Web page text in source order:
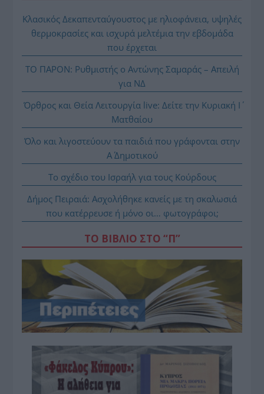
Κλασικός Δεκαπενταύγουστος με ηλιοφάνεια, υψηλές
θερμοκρασίες και ισχυρά μελτέμια την εβδομάδα
που έρχεται
ΤΟ ΠΑΡΟΝ: Ρυθμιστής ο Αντώνης Σαμαράς – Απειλή
για ΝΔ
Όρθρος και Θεία Λειτουργία live: Δείτε την Κυριακή Ι΄
Ματθαίου
Όλο και λιγοστεύουν τα παιδιά που γράφονται στην
Α΄ Δημοτικού
Το σχέδιο του Ισραήλ για τους Κούρδους
Δήμος Πειραιά: Ασχολήθηκε κανείς με τη σκαλωσιά
που κατέρρευσε ή μόνο οι… φωτογράφοι;
ΤΟ ΒΙΒΛΙΟ ΣΤΟ “Π”